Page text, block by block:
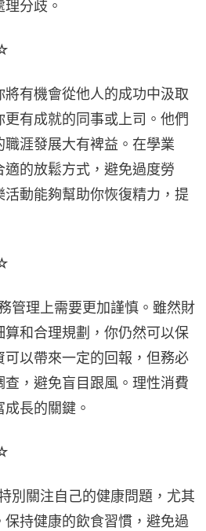
分歧。
有機會從他人的成功中汲取
有成就的同事或上司。他們
涯發展大有裨益。在學業
的放鬆方式，避免過度勞
活動能夠幫助你恢復精力，提
管理上需要更加謹慎。雖然財
和合理規劃，你仍然可以保
以帶來一定的回報，但務必
，避免盲目跟風。理性消費
長的關鍵。
別關注自己的健康問題，尤其
持健康的飲食習慣，避免過